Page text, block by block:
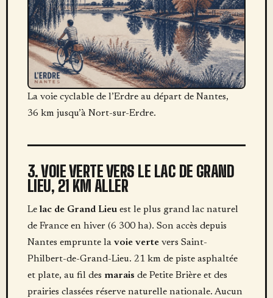
La voie cyclable de l’Erdre au départ de Nantes,
36 km jusqu’à Nort-sur-Erdre.
3. VOIE VERTE VERS LE LAC DE GRAND
LIEU, 21 KM ALLER
Le lac de Grand Lieuest le plus grand lac naturel
de France en hiver (6 300 ha). Son accès depuis
Nantes emprunte la voie vertevers Saint-
Philbert-de-Grand-Lieu. 21 km de piste asphaltée
et plate, au fil des marais de Petite Brière et des
prairies classées réserve naturelle nationale. Aucun